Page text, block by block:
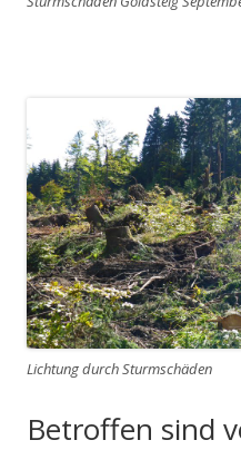
Lichtung durch Sturmschäden
Betroffen sind